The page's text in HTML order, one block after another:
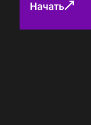
Начать